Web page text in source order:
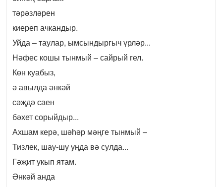
тәрәзләрен
киереп ачкандыр.
Уйда – таулар, ымсындыргыч үрләр...
Нәфес кошы тынмый – сайрый гел.
Көн куабыз,
ә авылда әнкәй
сәҗдә саен
бәхет сорыйдыр...
Ахшам керә, шәһәр мәңге тынмый –
Тизлек, шау-шу уңда вә сулда...
Гәҗит укып ятам.
Әнкәй анда